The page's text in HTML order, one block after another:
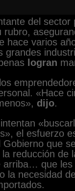
del sector
hace varios
grandes
logran
«Hace
dijo.
el esfuerzo
que
reducción de
que les
la necesidad